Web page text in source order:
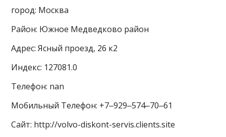
город: Москва
Район: Южное Медведково район
Адрес: Ясный проезд, 26 к2
Индекс: 127081.0
Телефон: nan
Мобильный Телефон: +7‒929‒574‒70‒61
Сайт: http://volvo-diskont-servis.clients.site